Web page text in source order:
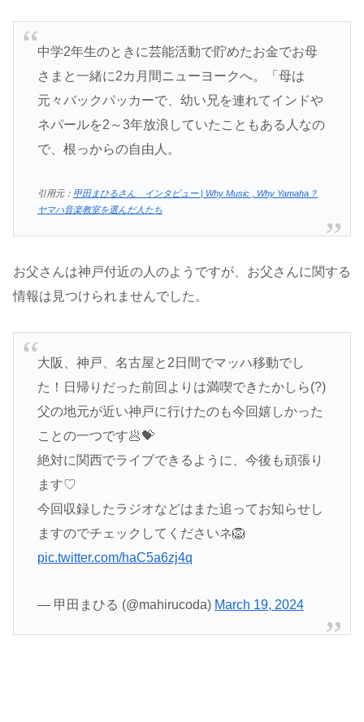
中学2年生のときに芸能活動で貯めたお金でお母
さまと一緒に2カ月間ニューヨークへ。「母は
元々バックパッカーで、幼い兄を連れてインドや
ネパールを2～3年放浪していたこともある人なの
で、根っからの自由人。
引用元： 甲田まひるさん インタビュー | Why Music , Why Yamaha？
ヤマハ音楽教室を選んだ人たち
お父さんは神戸付近の人のようですが、お父さんに関する
情報は見つけられませんでした。
大阪、神戸、名古屋と2日間でマッハ移動でし
た！日帰りだった前回よりは満喫できたかしら(?)
父の地元が近い神戸に行けたのも今回嬉しかった
ことの一つです🥟💝
絶対に関西でライブできるように、今後も頑張り
ます♡
今回収録したラジオなどはまた追ってお知らせし
ますのでチェックしてくださいネ🦁
pic.twitter.com/haC5a6zj4q
— 甲田まひる (@mahirucoda) March 19, 2024